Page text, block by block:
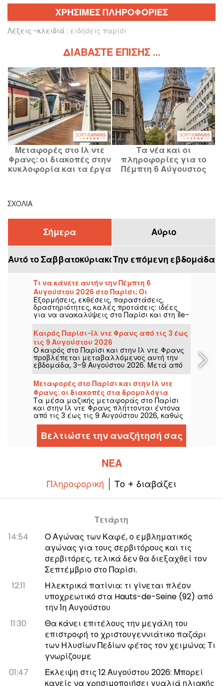
ΧΡΗΣΙΜΕΣ ΠΛΗΡΟΦΟΡΙΕΣ
Λέξεις -κλειδιά : ειδήσεις παρίσι
ΔΙΑΒΆΣΤΕ ΕΠΊΣΗΣ ...
Μεταφορές στο Ιλ ντε
Φρανς: οι διακοπές στην
κυκλοφορία και τα έργα
Τα νέα και οι
πληροφορίες για το
Πέμπτη 6 Αύγουστος
ΣΧΌΛΙΑ
Σήμερα Αύριο
Αυτό το ΣαββατοκύριακοΤην επόμενη εβδομάδα
Τι να κάνετε αυτήν την Πέμπτη 6
Αυγούστου 2026 στο Παρίσι; Οι
εκδηλώσεις που δεν πρέπει να χάσετε
Εξορμήσεις, εκθέσεις, παραστάσεις,
δραστηριότητες, καλές προτάσεις: ιδέες
για να ανακαλύψεις στο Παρίσι και στη Île-
de-France αυτήν την Πέμπτη 6 Αυγούστου
2026.
Καιρός Παρίσι-Ιλ ντε Φρανς από τις 3 έως
τις 9 Αυγούστου 2026
Ο καιρός στο Παρίσι και στην Ιλ ντε Φρανς
προβλέπεται μεταβαλλόμενος αυτή την
εβδομάδα, 3–9 Αυγούστου 2026. Μετά από
μια καυτή Δευτέρα με αυξημένο κίνδυνο
καταιγίδων, οι θερμοκρασίες θα πέσουν
σταδιακά, πριν επιστρέψει ένα πιο ζεστό
και ηλιόλουστο σκηνικό για το
Σαββατοκύριακο.
Μεταφορές στο Παρίσι και στην Ιλ ντε
Φρανς: οι διακοπές στα δρομολόγια
Μετρό και RER από την 3η έως την 9η
Αυγούστου 2026
Τα μέσα μαζικής μεταφοράς στο Παρίσι
και στην Ιλ ντε Φρανς πλήττονται έντονα
από τις 3 έως τις 9 Αυγούστου 2026, καθώς
τα μεγάλα θερινά έργα επηρεάζουν
σοβαρά ορισμένες γραμμές, σύμφωνα με
τη RATP και τη SNCF.
Βελτιώστε την αναζήτησή σας
ΝΈΑ
Πληροφορική Το + διαβάζει
Τετάρτη
14:54
Ο Αγώνας των Καφέ, ο εμβληματικός
αγώνας για τους σερβιτόρους και τις
σερβιτόρες, τελικά δεν θα διεξαχθεί τον
Σεπτέμβριο στο Παρίσι.
12:11
Ηλεκτρικά πατίνια: τι γίνεται πλέον
υποχρεωτικό στα Hauts-de-Seine (92) από
την 1η Αυγούστου
11:30
Θα κάνει επιτέλους την μεγάλη του
επιστροφή το χριστουγεννιάτικο παζάρι
των Ηλυσίων Πεδίων φέτος τον χειμώνα; Τι
γνωρίζουμε
01:47
Έκλειψη στις 12 Αυγούστου 2026: Μπορεί
κανείς να χρησιμοποιήσει γυαλιά ηλιακής